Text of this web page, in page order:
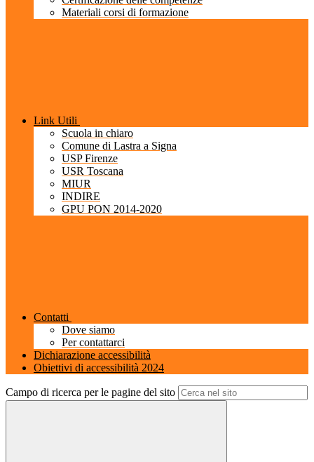
Materiali corsi di formazione
Link Utili
Scuola in chiaro
Comune di Lastra a Signa
USP Firenze
USR Toscana
MIUR
INDIRE
GPU PON 2014-2020
Contatti
Dove siamo
Per contattarci
Dichiarazione accessibilità
Obiettivi di accessibilità 2024
Campo di ricerca per le pagine del sito